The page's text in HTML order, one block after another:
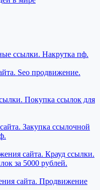
ссылки. Накрутка пф.
Seo продвижение.
Покупка ссылок для
Закупка ссылочной
сайта. Крауд ссылки.
за 5000 рублей.
сайта. Продвижение